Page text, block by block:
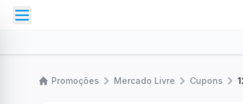
Promoções Mercado Livre Cupons